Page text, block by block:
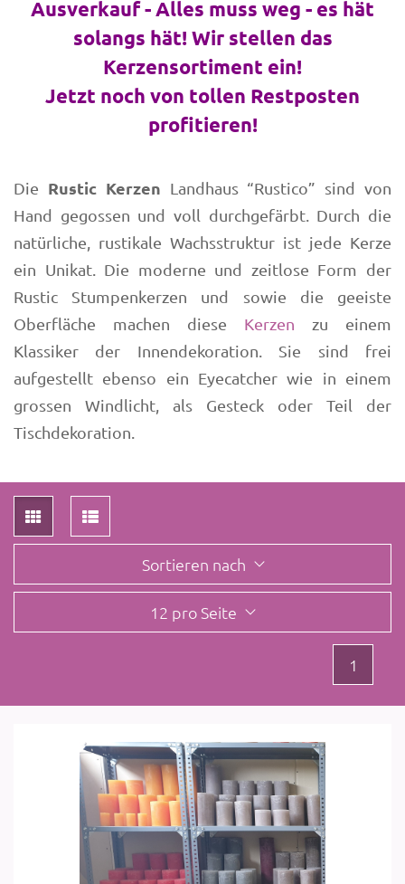
Ausverkauf - Alles muss weg - es hät
solangs hät! Wir stellen das
Kerzensortiment ein!
Jetzt noch von tollen Restposten
profitieren!
Die Rustic Kerzen Landhaus “Rustico” sind von
Hand gegossen und voll durchgefärbt. Durch die
natürliche, rustikale Wachsstruktur ist jede Kerze
ein Unikat. Die moderne und zeitlose Form der
Rustic Stumpenkerzen und sowie die geeiste
Oberfläche machen diese Kerzen zu einem
Klassiker der Innendekoration. Sie sind frei
aufgestellt ebenso ein Eyecatcher wie in einem
grossen Windlicht, als Gesteck oder Teil der
Tischdekoration.
Sortieren nach
12 pro Seite
1